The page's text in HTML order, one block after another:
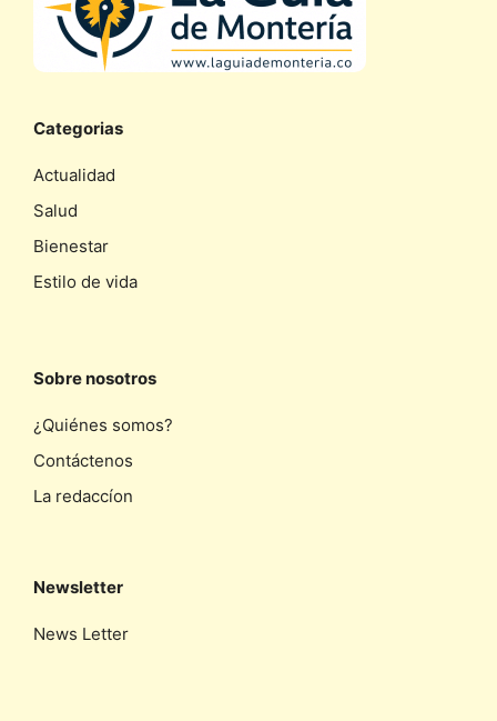
Categorias
Actualidad
Salud
Bienestar
Estilo de vida
Sobre nosotros
¿Quiénes somos?
Contáctenos
La redaccíon
Newsletter
News Letter